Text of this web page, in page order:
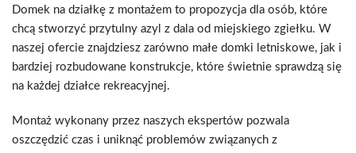
Domek na działkę z montażem to propozycja dla osób, które
chcą stworzyć przytulny azyl z dala od miejskiego zgiełku. W
naszej ofercie znajdziesz zarówno małe domki letniskowe, jak i
bardziej rozbudowane konstrukcje, które świetnie sprawdzą się
na każdej działce rekreacyjnej.
Montaż wykonany przez naszych ekspertów pozwala
oszczędzić czas i uniknąć problemów związanych z